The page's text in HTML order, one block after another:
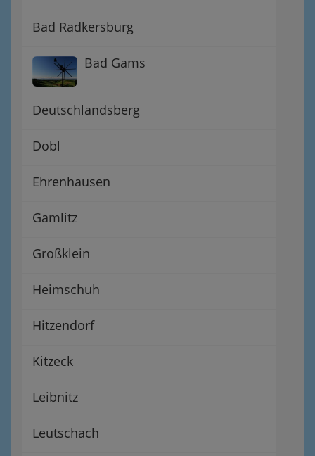
Bad Radkersburg
Bad Gams
Deutschlandsberg
Dobl
Ehrenhausen
Gamlitz
Großklein
Heimschuh
Hitzendorf
Kitzeck
Leibnitz
Leutschach